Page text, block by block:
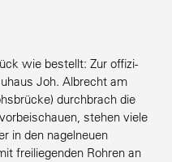
wie bestellt: Zur offizi­
Joh. Albrecht am
durch­brach die
stehen viele
in den nagel­neuen
freilie­genden Rohren an